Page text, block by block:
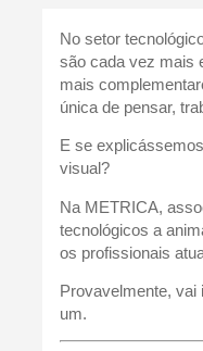
No setor
são cada vez mais
mais
única de pensar,
E se
visual?
Na METRICA,
tecnológicos a
os profissionais
Provavelmente, vai
um.